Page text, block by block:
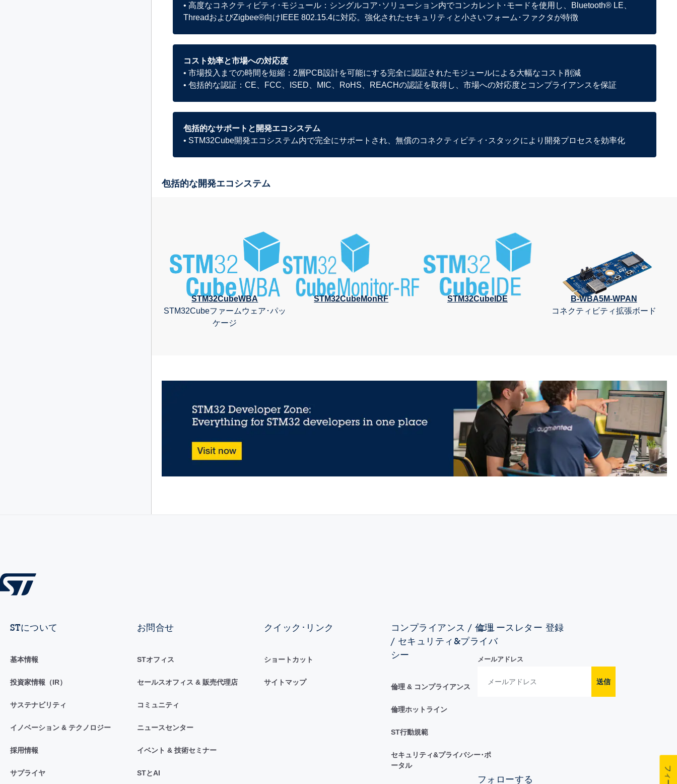
• 高度なコネクティビティ･モジュール：シングルコア･ソリューション内でコンカレント･モードを使用し、Bluetooth® LE、
ThreadおよびZigbee®向けIEEE 802.15.4に対応。強化されたセキュリティと小さいフォーム･ファクタが特徴
コスト効率と市場への対応度
• 市場投入までの時間を短縮：2層PCB設計を可能にする完全に認証されたモジュールによる大幅なコスト削減
• 包括的な認証：CE、FCC、ISED、MIC、RoHS、REACHの認証を取得し、市場への対応度とコンプライアンスを保証
包括的なサポートと開発エコシステム
• STM32Cube開発エコシステム内で完全にサポートされ、無償のコネクティビティ･スタックにより開発プロセスを効率化
包括的な開発エコシステム
STM32CubeWBA
STM32Cubeファームウェア･パッ
ケージ
STM32CubeMonRF STM32CubeIDE
B-WBA5M-WPAN
コネクティビティ拡張ボード
STについて
基本情報
投資家情報（IR）
サステナビリティ
イノベーション & テクノロジー
採用情報
サプライヤ
お問合せ
STオフィス
セールスオフィス & 販売代理店
コミュニティ
ニュースセンター
イベント & 技術セミナー
STとAI
クイック･リンク
ショートカット
サイトマップ
コンプライアンス / 倫理
/ セキュリティ&プライバ
シー
倫理 & コンプライアンス
倫理ホットライン
ST行動規範
セキュリティ&プライバシー･ポ
ータル
ニュースレター 登録
メールアドレス
送信
フォローする